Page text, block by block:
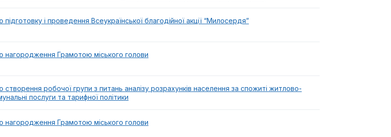
підготовку і проведення Всеукраїнської благодійної акції “Милосердя”
нагородження Грамотою міського голови
створення робочої групи з питань аналізу розрахунків населення за спожиті житлово-
послуги та тарифної політики
нагородження Грамотою міського голови